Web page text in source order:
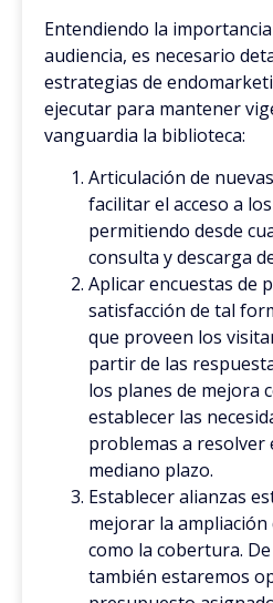
Entendiendo la
audiencia, es necesario
estrategias de
ejecutar para mantener
vanguardia la biblioteca:
Articulación de
facilitar el acceso a
permitiendo desde
consulta y descarga
Aplicar encuestas de
satisfacción de tal
que proveen los
partir de las
los planes de mejora
establecer las
problemas a resolver
mediano plazo.
Establecer alianzas
mejorar la ampliación
como la cobertura.
también estaremos